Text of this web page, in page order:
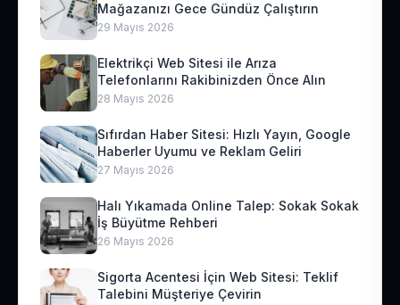
Mağazanızı Gece Gündüz Çalıştırın
29 Mayıs 2026
Elektrikçi Web Sitesi ile Arıza
Telefonlarını Rakibinizden Önce Alın
28 Mayıs 2026
Sıfırdan Haber Sitesi: Hızlı Yayın, Google
Haberler Uyumu ve Reklam Geliri
27 Mayıs 2026
Halı Yıkamada Online Talep: Sokak Sokak
İş Büyütme Rehberi
26 Mayıs 2026
Sigorta Acentesi İçin Web Sitesi: Teklif
Talebini Müşteriye Çevirin